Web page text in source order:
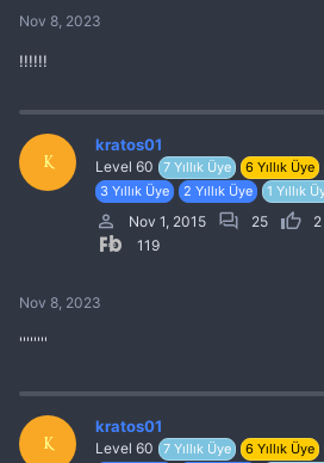
Nov 8, 2023
!!!!!!
K
kratos01
Level 60 7 Yıllık Üye 6 Yıllık Üye
3 Yıllık Üye
2 Yıllık Üye 1 Yıllık
Nov 1, 2015 25 2
119
Nov 8, 2023
''''''''
K
kratos01
Level 60 7 Yıllık Üye 6 Yıllık Üye